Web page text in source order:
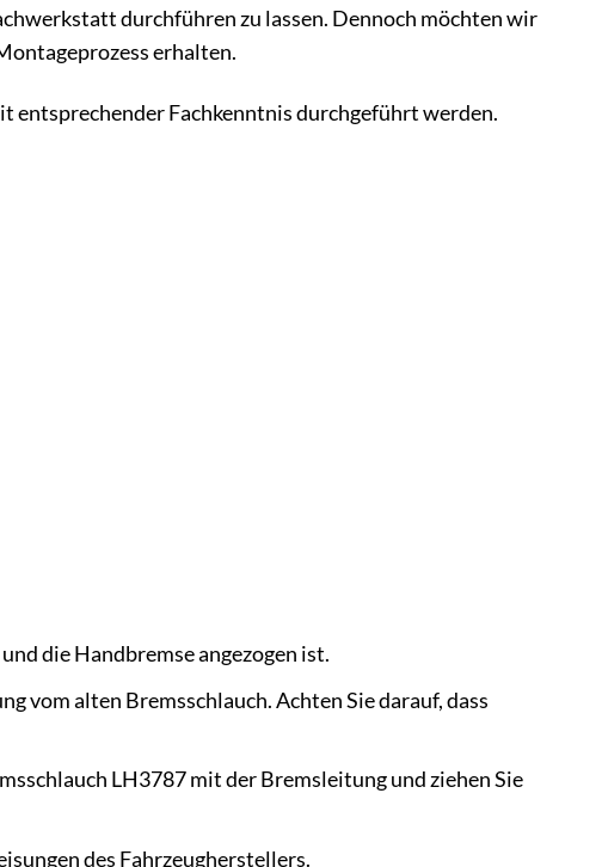
durchführen zu lassen. Dennoch möchten wir
erhalten.
entsprechender Fachkenntnis durchgeführt werden.
die Handbremse angezogen ist.
vom alten Bremsschlauch. Achten Sie darauf, dass
LH3787 mit der Bremsleitung und ziehen Sie
des Fahrzeugherstellers.